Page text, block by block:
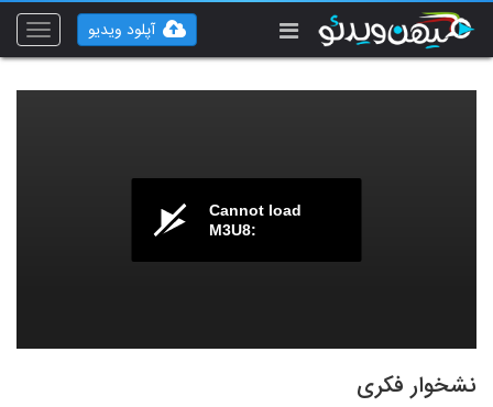
Toggle
آپلود ویدیو
Cannot load
M3U8:
نشخوار فکری